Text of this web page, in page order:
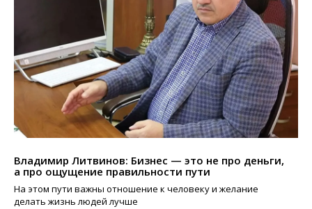
Владимир Литвинов: Бизнес — это не про деньги,
а про ощущение правильности пути
На этом пути важны отношение к человеку и желание
делать жизнь людей лучше